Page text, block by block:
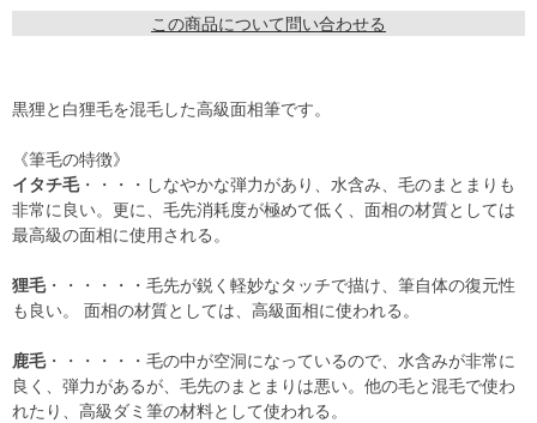
この商品について問い合わせる
黒狸と白狸毛を混毛した高級面相筆です。
《筆毛の特徴》
イタチ毛・・・・しなやかな弾力があり、水含み、毛のまとまりも
非常に良い。更に、毛先消耗度が極めて低く、面相の材質としては
最高級の面相に使用される。
狸毛・・・・・・毛先が鋭く軽妙なタッチで描け、筆自体の復元性
も良い。 面相の材質としては、高級面相に使われる。
鹿毛・・・・・・毛の中が空洞になっているので、水含みが非常に
良く、弾力があるが、毛先のまとまりは悪い。他の毛と混毛で使わ
れたり、高級ダミ筆の材料として使われる。